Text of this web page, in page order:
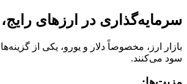
سرمایه‌گذاری در ارزهای رایج،
بازار ارز، مخصوصاً دلار و یورو، یکی از
سود می‌کنند.